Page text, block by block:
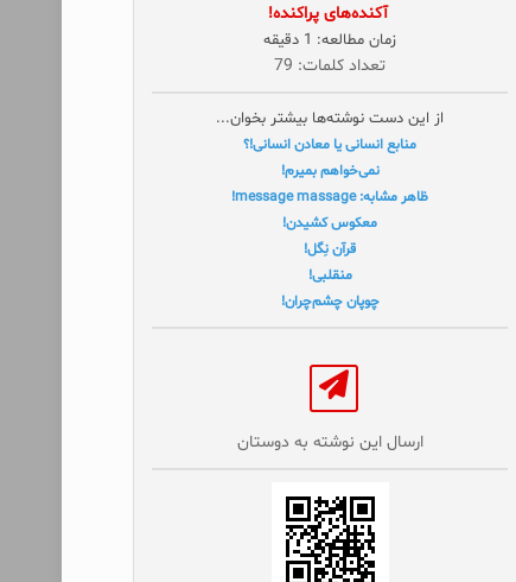
‌ آکنده‌های پراکنده!
زمان مطالعه: 1 دقیقه
تعداد کلمات: 79
از این دست نوشته‌ها بیشتر بخوان...
منابع انسانی یا معادن انسانی!؟
نمی‌خواهم بمیرم!
ظاهر مشابه: message massage!
معکوس کشیدن!
قرآن نِگل!
منقلبی!
چوپان چشم‌چران!
ارسال این نوشته به دوستان‌